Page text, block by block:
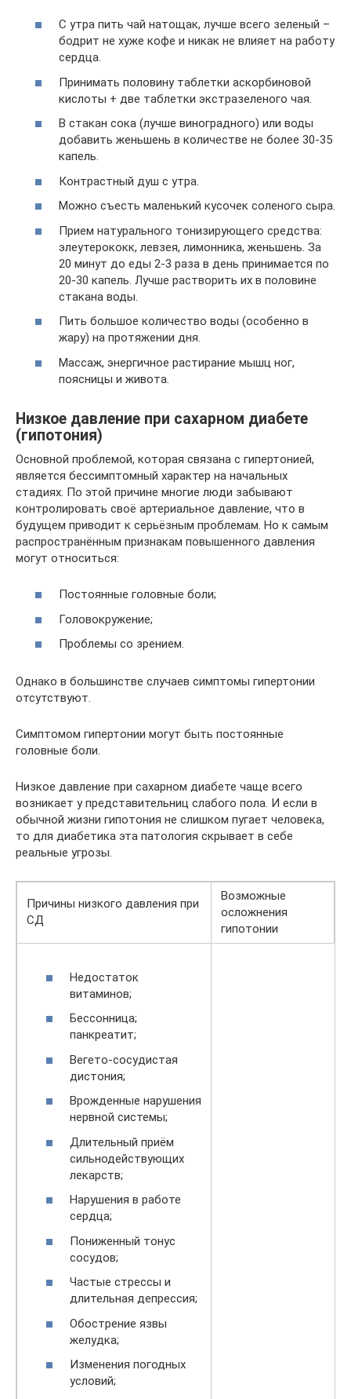
С утра пить чай натощак, лучше всего зеленый –
бодрит не хуже кофе и никак не влияет на работу
сердца.
Принимать половину таблетки аскорбиновой
кислоты + две таблетки экстразеленого чая.
В стакан сока (лучше виноградного) или воды
добавить женьшень в количестве не более 30-35
капель.
Контрастный душ с утра.
Можно съесть маленький кусочек соленого сыра.
Прием натурального тонизирующего средства:
элеутерококк, левзея, лимонника, женьшень. За
20 минут до еды 2-3 раза в день принимается по
20-30 капель. Лучше растворить их в половине
стакана воды.
Пить большое количество воды (особенно в
жару) на протяжении дня.
Массаж, энергичное растирание мышц ног,
поясницы и живота.
Низкое давление при сахарном диабете
(гипотония)
Основной проблемой, которая связана с гипертонией,
является бессимптомный характер на начальных
стадиях. По этой причине многие люди забывают
контролировать своё артериальное давление, что в
будущем приводит к серьёзным проблемам. Но к самым
распространённым признакам повышенного давления
могут относиться:
Постоянные головные боли;
Головокружение;
Проблемы со зрением.
Однако в большинстве случаев симптомы гипертонии
отсутствуют.
Симптомом гипертонии могут быть постоянные
головные боли.
Низкое давление при сахарном диабете чаще всего
возникает у представительниц слабого пола. И если в
обычной жизни гипотония не слишком пугает человека,
то для диабетика эта патология скрывает в себе
реальные угрозы.
Причины низкого давления при
СД
Возможные
осложнения
гипотонии
Недостаток
витаминов;
Бессонница;
панкреатит;
Вегето-сосудистая
дистония;
Врожденные нарушения
нервной системы;
Длительный приём
сильнодействующих
лекарств;
Нарушения в работе
сердца;
Пониженный тонус
сосудов;
Частые стрессы и
длительная депрессия;
Обострение язвы
желудка;
Изменения погодных
условий;